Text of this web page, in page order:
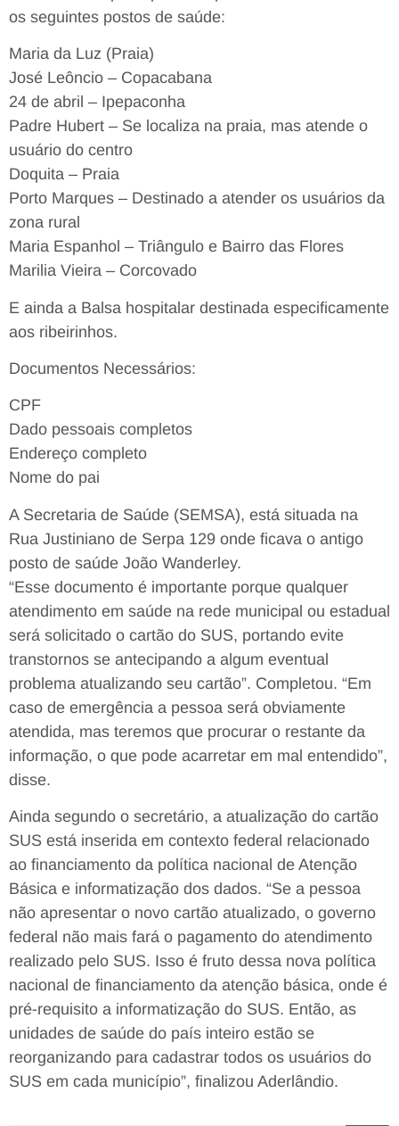
os seguintes postos de saúde:
Maria da Luz (Praia)
José Leôncio – Copacabana
24 de abril – Ipepaconha
Padre Hubert – Se localiza na praia, mas atende o
usuário do centro
Doquita – Praia
Porto Marques – Destinado a atender os usuários da
zona rural
Maria Espanhol – Triângulo e Bairro das Flores
Marilia Vieira – Corcovado
E ainda a Balsa hospitalar destinada especificamente
aos ribeirinhos.
Documentos Necessários:
CPF
Dado pessoais completos
Endereço completo
Nome do pai
A Secretaria de Saúde (SEMSA), está situada na
Rua Justiniano de Serpa 129 onde ficava o antigo
posto de saúde João Wanderley.
“Esse documento é importante porque qualquer
atendimento em saúde na rede municipal ou estadual
será solicitado o cartão do SUS, portando evite
transtornos se antecipando a algum eventual
problema atualizando seu cartão”. Completou. “Em
caso de emergência a pessoa será obviamente
atendida, mas teremos que procurar o restante da
informação, o que pode acarretar em mal entendido”,
disse.
Ainda segundo o secretário, a atualização do cartão
SUS está inserida em contexto federal relacionado
ao financiamento da política nacional de Atenção
Básica e informatização dos dados. “Se a pessoa
não apresentar o novo cartão atualizado, o governo
federal não mais fará o pagamento do atendimento
realizado pelo SUS. Isso é fruto dessa nova política
nacional de financiamento da atenção básica, onde é
pré-requisito a informatização do SUS. Então, as
unidades de saúde do país inteiro estão se
reorganizando para cadastrar todos os usuários do
SUS em cada município”, finalizou Aderlândio.